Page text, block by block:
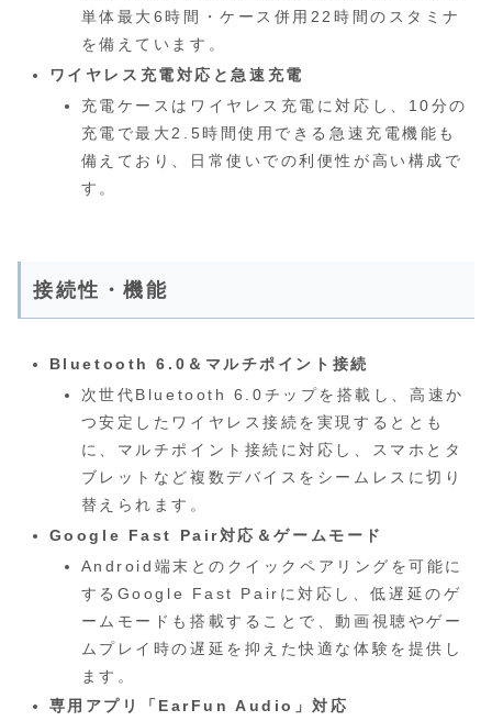
単体最大6時間・ケース併用22時間のスタミナ
を備えています。
ワイヤレス充電対応と急速充電
充電ケースはワイヤレス充電に対応し、10分の
充電で最大2.5時間使用できる急速充電機能も
備えており、日常使いでの利便性が高い構成で
す。
接続性・機能
Bluetooth 6.0＆マルチポイント接続
次世代Bluetooth 6.0チップを搭載し、高速か
つ安定したワイヤレス接続を実現するととも
に、マルチポイント接続に対応し、スマホとタ
ブレットなど複数デバイスをシームレスに切り
替えられます。
Google Fast Pair対応＆ゲームモード
Android端末とのクイックペアリングを可能に
するGoogle Fast Pairに対応し、低遅延のゲ
ームモードも搭載することで、動画視聴やゲー
ムプレイ時の遅延を抑えた快適な体験を提供し
ます。
専用アプリ「EarFun Audio」対応